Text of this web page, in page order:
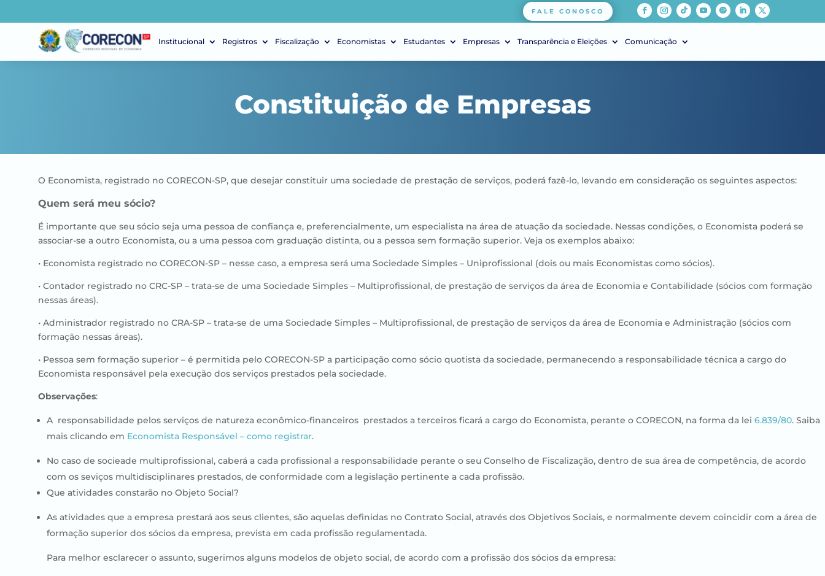
FALE CONOSCO
Institucional Registros Fiscalização Economistas Estudantes Empresas Transparência e Eleições Comunicação
Constituição de Empresas
O Economista, registrado no CORECON-SP, que desejar constituir uma sociedade de prestação de serviços, poderá fazê-lo, levando em consideração os seguintes aspectos:
Quem será meu sócio?
É importante que seu sócio seja uma pessoa de confiança e, preferencialmente, um especialista na área de atuação da sociedade. Nessas condições, o Economista poderá se
associar-se a outro Economista, ou a uma pessoa com graduação distinta, ou a pessoa sem formação superior. Veja os exemplos abaixo:
• Economista registrado no CORECON-SP – nesse caso, a empresa será uma Sociedade Simples – Uniprofissional (dois ou mais Economistas como sócios).
• Contador registrado no CRC-SP – trata-se de uma Sociedade Simples – Multiprofissional, de prestação de serviços da área de Economia e Contabilidade (sócios com formação
nessas áreas).
• Administrador registrado no CRA-SP – trata-se de uma Sociedade Simples – Multiprofissional, de prestação de serviços da área de Economia e Administração (sócios com
formação nessas áreas).
• Pessoa sem formação superior – é permitida pelo CORECON-SP a participação como sócio quotista da sociedade, permanecendo a responsabilidade técnica a cargo do
Economista responsável pela execução dos serviços prestados pela sociedade.
Observações:
A responsabilidade pelos serviços de natureza econômico-financeiros prestados a terceiros ficará a cargo do Economista, perante o CORECON, na forma da lei 6.839/80. Saiba
mais clicando em Economista Responsável – como registrar.
No caso de socieade multiprofissional, caberá a cada profissional a responsabilidade perante o seu Conselho de Fiscalização, dentro de sua área de competência, de acordo
com os seviços multidisciplinares prestados, de conformidade com a legislação pertinente a cada profissão.
Que atividades constarão no Objeto Social?
As atividades que a empresa prestará aos seus clientes, são aquelas definidas no Contrato Social, através dos Objetivos Sociais, e normalmente devem coincidir com a área de
formação superior dos sócios da empresa, prevista em cada profissão regulamentada.
Para melhor esclarecer o assunto, sugerimos alguns modelos de objeto social, de acordo com a profissão dos sócios da empresa:​​